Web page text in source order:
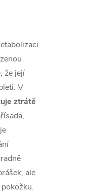
že její
V
ztrátě
ale